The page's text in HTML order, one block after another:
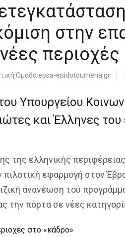
στην
περιοχές
Ομάδα epsa-epidotoumena.gr
Υπουργείου
και Έλληνες
της ελληνικής
πιλοτική εφαρμογή στον
ανανέωση του
την πόρτα σε νέες
στο «κάδρο»